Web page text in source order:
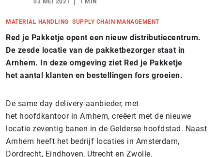
MATERIAL HANDLING SUPPLY CHAIN MANAGEMENT
Red je Pakketje opent een nieuw distributiecentrum.
De zesde locatie van de pakketbezorger staat in
Arnhem. In deze omgeving ziet Red je Pakketje
het aantal klanten en bestellingen fors groeien.
De same day delivery-aanbieder, met
het hoofdkantoor in Arnhem, creëert met de nieuwe
locatie zeventig banen in de Gelderse hoofdstad. Naast
Arnhem heeft het bedrijf locaties in Amsterdam,
Dordrecht, Eindhoven, Utrecht en Zwolle.